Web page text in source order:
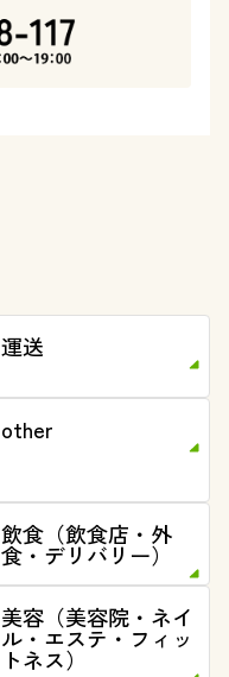
運送
other
飲食（飲食店・外
食・デリバリー）
美容（美容院・ネイ
ル・エステ・フィッ
トネス）